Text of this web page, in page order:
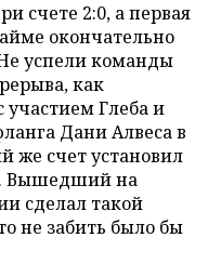
счете 2:0, а первая
окончательно
успели команды
как
Глеба и
Дани Алвеса в
же счет установил
Вышедший на
сделал такой
не забить было бы